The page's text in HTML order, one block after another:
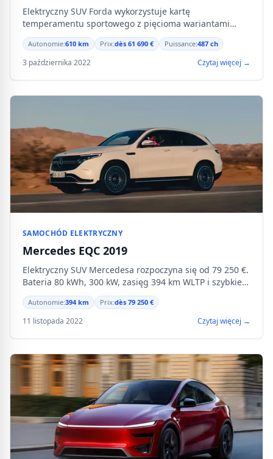
Elektryczny SUV Forda wykorzystuje kartę
temperamentu sportowego z pięcioma wariantami
mocy i autonomią do 610 km.
Autonomie:610 km Prix:dès 61 690 € Puissance:487 ch
3 października 2022 Czytaj więcej →
SAMOCHÓD ELEKTRYCZNY
Mercedes EQC 2019
Elektryczny SUV Mercedesa rozpoczyna się od 79 250 €.
Bateria 80 kWh, 300 kW, zasięg 394 km WLTP i szybkie
ładowanie DC do 110 kW.
Autonomie:394 km Prix:dès 79 250 €
11 listopada 2022 Czytaj więcej →